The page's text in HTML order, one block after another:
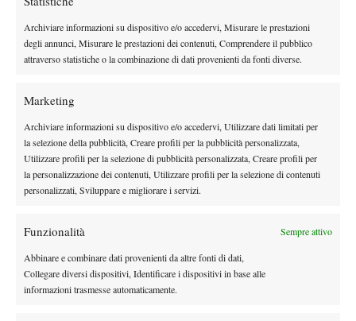
Archiviare informazioni su dispositivo e/o accedervi, Misurare le prestazioni
degli annunci, Misurare le prestazioni dei contenuti, Comprendere il pubblico
attraverso statistiche o la combinazione di dati provenienti da fonti diverse.
Marketing
Archiviare informazioni su dispositivo e/o accedervi, Utilizzare dati limitati per
la selezione della pubblicità, Creare profili per la pubblicità personalizzata,
Utilizzare profili per la selezione di pubblicità personalizzata, Creare profili per
la personalizzazione dei contenuti, Utilizzare profili per la selezione di contenuti
personalizzati, Sviluppare e migliorare i servizi.
Funzionalità Sempre attivo
Abbinare e combinare dati provenienti da altre fonti di dati,
Collegare diversi dispositivi, Identificare i dispositivi in base alle
informazioni trasmesse automaticamente.
29.0, mentre quello degli avversari superatida Sinner si attesta
a 40.7.Un dato che inquadra un percorso mediamente più
impegnativo per Djokovic, anche considerandoil numero di top
quattro battuti finora dall’italiano.
Sinner bene contro i giocatori fuori dalla Top 30
Allo stesso tempo, però, Sinner ha mostrato un’incredibile
continuità contro i giocatori di fascia medio-alta del circuito.
Sono infatti15 le vittorie ottenute contro tennisti fuori dalla
dalla top 50 il bilancio dice 8 successi per Jannik e 4 per
Novak.
Numeri che raccontano due facce della stessa medaglia
di Djokovic più costruita attraverso continue battaglie contro il